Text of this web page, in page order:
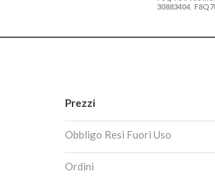
30883404
Prezzi
Obbligo Resi Fuori Uso
Ordini